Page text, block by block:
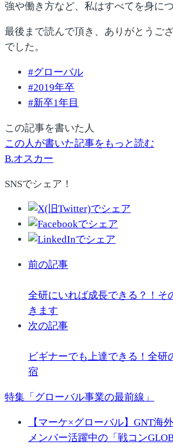
強や働き方など、私はすべてを身につ
最後まで読んで頂き、ありがとうご
でした。
#グローバル
#2019年卒
#新卒1年目
この記事を書いた人
この人が書いた記事をもっと読む
B.オスカー
SNSでシェア！
前の記事
全研にいれば成長できる？！そ
きます
次の記事
ビギナーでも上達できる！全研
宿
特集「グローバル事業の最前線」
【マーケ×グローバル】GNT海
メンバー活躍中の「戦コン